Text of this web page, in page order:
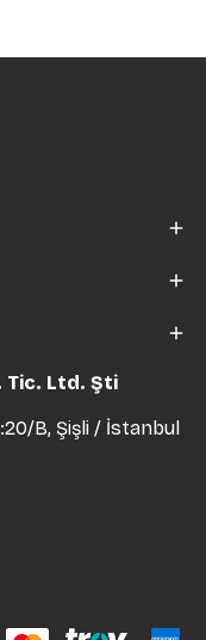
Tic. Ltd. Şti
B, Şişli / İstanbul